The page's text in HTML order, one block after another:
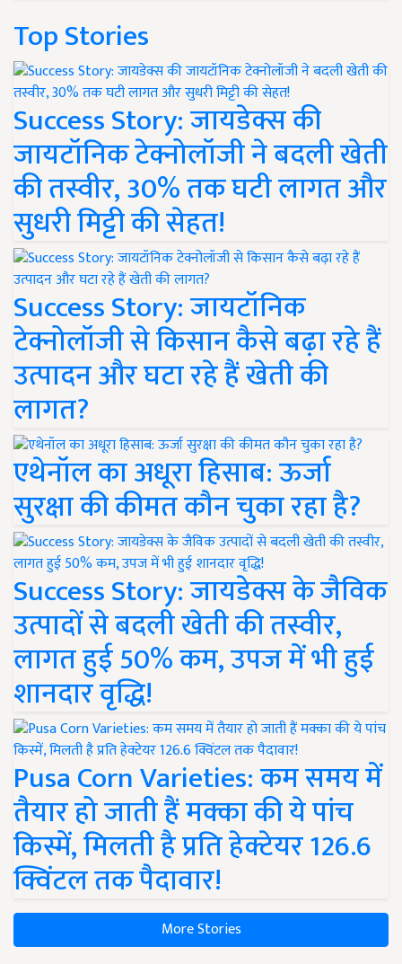
Top Stories
Success Story: जायडेक्स की
जायटॉनिक टेक्नोलॉजी ने बदली खेती
की तस्वीर, 30% तक घटी लागत और
सुधरी मिट्टी की सेहत!
Success Story: जायटॉनिक
टेक्नोलॉजी से किसान कैसे बढ़ा रहे हैं
उत्पादन और घटा रहे हैं खेती की
लागत?
एथेनॉल का अधूरा हिसाब: ऊर्जा
सुरक्षा की कीमत कौन चुका रहा है?
Success Story: जायडेक्स के जैविक
उत्पादों से बदली खेती की तस्वीर,
लागत हुई 50% कम, उपज में भी हुई
शानदार वृद्धि!
Pusa Corn Varieties: कम समय में
तैयार हो जाती हैं मक्का की ये पांच
किस्में, मिलती है प्रति हेक्टेयर 126.6
क्विंटल तक पैदावार!
More Stories